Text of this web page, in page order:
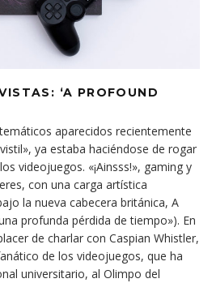
‘A PROFOUND
aparecidos recientemente
ya estaba haciéndose de rogar
videojuegos. «¡Ainsss!», gaming y
con una carga artística
la nueva cabecera británica, A
profunda pérdida de tiempo»). En
de charlar con Caspian Whistler,
de los videojuegos, que ha
universitario, al Olimpo del